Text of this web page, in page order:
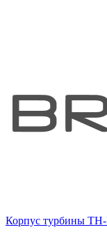
Корпус турбины